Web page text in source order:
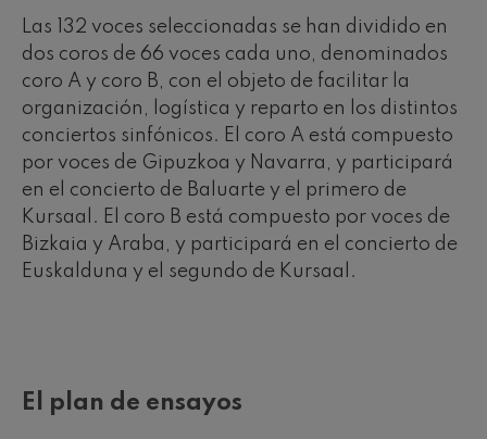
Las 132 voces seleccionadas se han dividido en
dos coros de 66 voces cada uno, denominados
coro A y coro B, con el objeto de facilitar la
organización, logística y reparto en los distintos
conciertos sinfónicos. El coro A está compuesto
por voces de Gipuzkoa y Navarra, y participará
en el concierto de Baluarte y el primero de
Kursaal. El coro B está compuesto por voces de
Bizkaia y Araba, y participará en el concierto de
Euskalduna y el segundo de Kursaal.
El plan de ensayos